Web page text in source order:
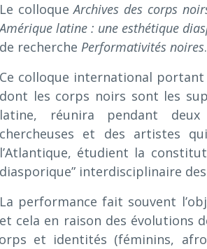
Le colloqueArchives des corps
Amérique latine : une esthétique
de recherche Performativités noires.
Ce colloque international
dont les corps noirs sont les
latine, réunira pendant
chercheuses et des artistes
l’Atlantique, étudient la
diasporique” interdisciplinaire
La performance fait souvent
et cela en raison des évolutions
et identités (féminins,